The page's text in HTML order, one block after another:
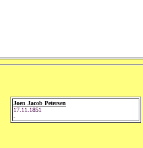
Joen Jacob Petersen
17.11.1851
-